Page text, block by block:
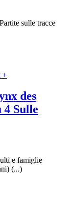
sulle tracce
+
des
4 Sulle
e famiglie
(...)